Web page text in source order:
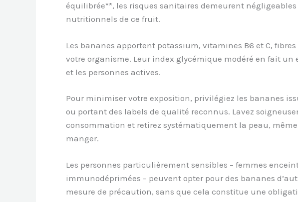
équilibrée**, les risques sanitaires demeurent
nutritionnels de ce fruit.
Les bananes apportent potassium, vitamines B6 et C,
votre organisme. Leur index glycémique modéré en fait un
et les personnes actives.
Pour minimiser votre exposition, privilégiez les bananes
ou portant des labels de qualité reconnus. Lavez
consommation et retirez systématiquement la peau,
manger.
Les personnes particulièrement sensibles – femmes
immunodéprimées – peuvent opter pour des bananes
mesure de précaution, sans que cela constitue une